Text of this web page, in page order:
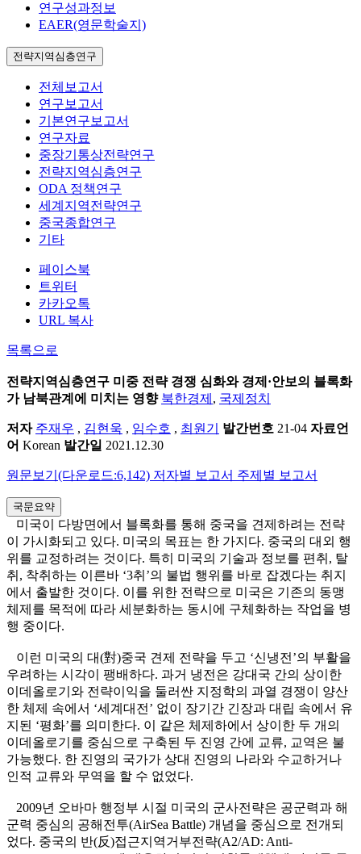
연구성과정보
EAER(영문학술지)
전략지역심층연구
전체보고서
연구보고서
기본연구보고서
연구자료
중장기통상전략연구
전략지역심층연구
ODA 정책연구
세계지역전략연구
중국종합연구
기타
페이스북
트위터
카카오톡
URL 복사
목록으로
전략지역심층연구 미중 전략 경쟁 심화와 경제·안보의 블록화
가 남북관계에 미치는 영향 북한경제 , 국제정치
저자 주재우 , 김현욱 , 임수호 , 최원기 발간번호 21-04 자료언
어 Korean 발간일 2021.12.30
원문보기(다운로드:6,142) 저자별 보고서 주제별 보고서
국문요약
미국이 다방면에서 블록화를 통해 중국을 견제하려는 전략
이 가시화되고 있다. 미국의 목표는 한 가지다. 중국의 대외 행
위를 교정하려는 것이다. 특히 미국의 기술과 정보를 편취, 탈
취, 착취하는 이른바 ‘3취’의 불법 행위를 바로 잡겠다는 취지
에서 출발한 것이다. 이를 위한 전략으로 미국은 기존의 동맹
체제를 목적에 따라 세분화하는 동시에 구체화하는 작업을 병
행 중이다.
이런 미국의 대(對)중국 견제 전략을 두고 ‘신냉전’의 부활을
우려하는 시각이 팽배하다. 과거 냉전은 강대국 간의 상이한
이데올로기와 전략이익을 둘러싼 지정학의 과열 경쟁이 양산
한 체제 속에서 ‘세계대전’ 없이 장기간 긴장과 대립 속에서 유
지된 ‘평화’를 의미한다. 이 같은 체제하에서 상이한 두 개의
이데올로기를 중심으로 구축된 두 진영 간에 교류, 교역은 불
가능했다. 한 진영의 국가가 상대 진영의 나라와 수교하거나
인적 교류와 무역을 할 수 없었다.
2009년 오바마 행정부 시절 미국의 군사전략은 공군력과 해
군력 중심의 공해전투(AirSea Battle) 개념을 중심으로 전개되
었다. 중국의 반(反)접근지역거부전략(A2/AD: Anti-